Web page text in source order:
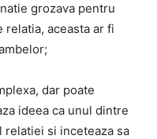
grozava pentru
aceasta ar fi
dar poate
ideea ca unul dintre
si inceteaza sa